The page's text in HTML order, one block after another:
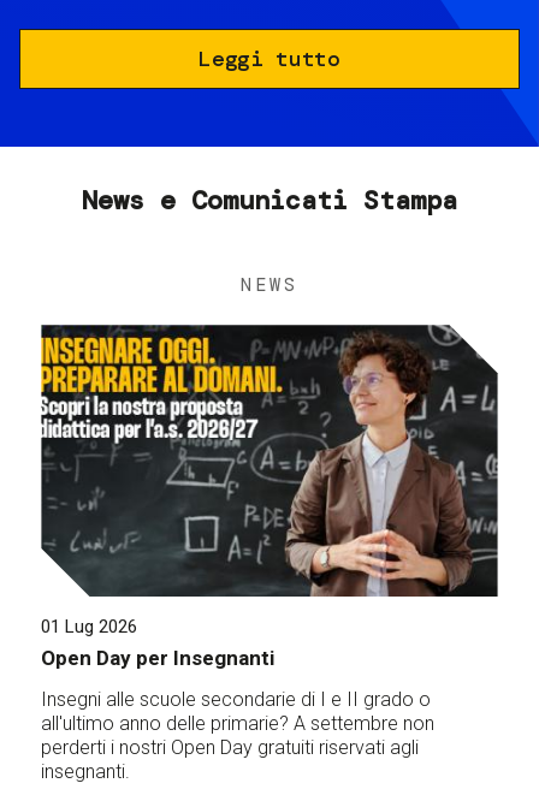
Leggi tutto
News e Comunicati Stampa
NEWS
01 Lug 2026
Open Day per Insegnanti
Insegni alle scuole secondarie di I e II grado o
all'ultimo anno delle primarie? A settembre non
perderti i nostri Open Day gratuiti riservati agli
insegnanti.